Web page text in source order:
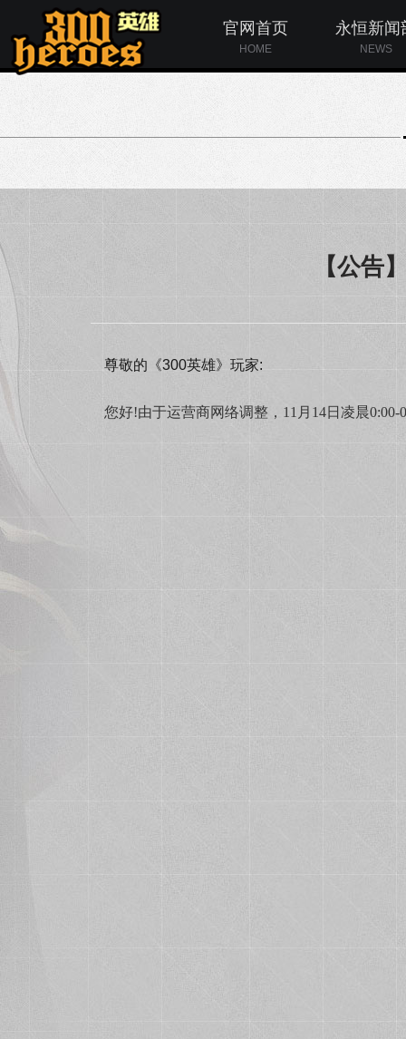
官网首页
HOME
永恒新闻
NEWS
【公告
尊敬的《300英雄》玩家:
您好!由于运营商网络调整，11月14日凌晨